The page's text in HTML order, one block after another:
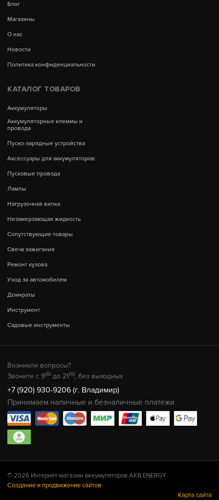
Блог
Магазины
О нас
Новости
Политика конфиденциальности
КАТАЛОГ ТОВАРОВ
Аккумуляторы
Аккумуляторные клеммы и
провода
Пуско-зарядные устройства
Аксессуары для аккумуляторов
Пусковые провода
Лампы
Нагрузочная вилка
Незамерзающая жидкость
Сопутствующие товары
Свеча зажигания
Ремонт кузова
Уход за автомобилем
Домкраты
Инструмент
Садовые инструменты
Возникли вопросы?
Звоните с 900 до 2100, без выходных
+7 (920) 930-9206 (г. Владимир)
Принимаем наличные и безналичные платежи
© 2026 Интернет-магазин аккумуляторов AKB.ENERGY
Создание и продвижение сайтов
Карта сайта